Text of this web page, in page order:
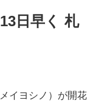
日早く 札
イヨシノ）が開花